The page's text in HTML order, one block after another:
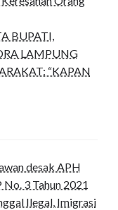
BUPATI,
LAMPUNG
“KAPAN
desak APH
No. 3 Tahun 2021
Ilegal, Imigrasi